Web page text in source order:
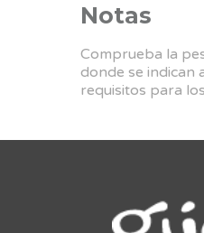
Notas
Comprueba la
donde se indican
requisitos para